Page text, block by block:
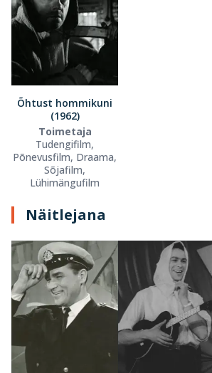
Õhtust hommikuni
(1962)
Toimetaja
Tudengifilm,
Põnevusfilm, Draama,
Sõjafilm,
Lühimängufilm
Näitlejana